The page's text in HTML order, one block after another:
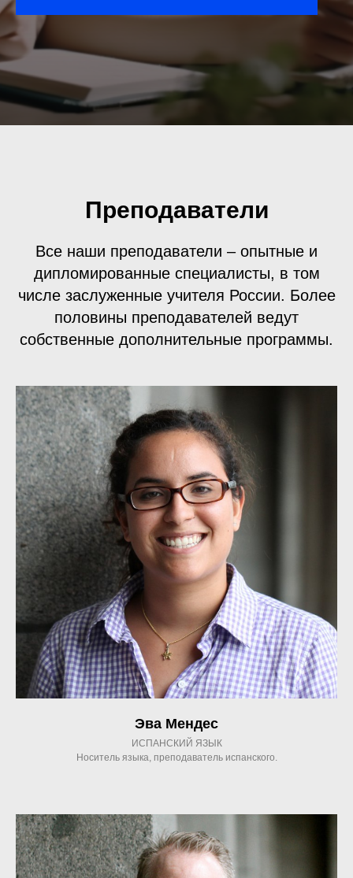
Преподаватели
Все наши преподаватели – опытные и
дипломированные специалисты, в том
числе заслуженные учителя России. Более
половины преподавателей ведут
собственные дополнительные программы.
Эва Мендес
ИСПАНСКИЙ ЯЗЫК
Носитель языка, преподаватель испанского.